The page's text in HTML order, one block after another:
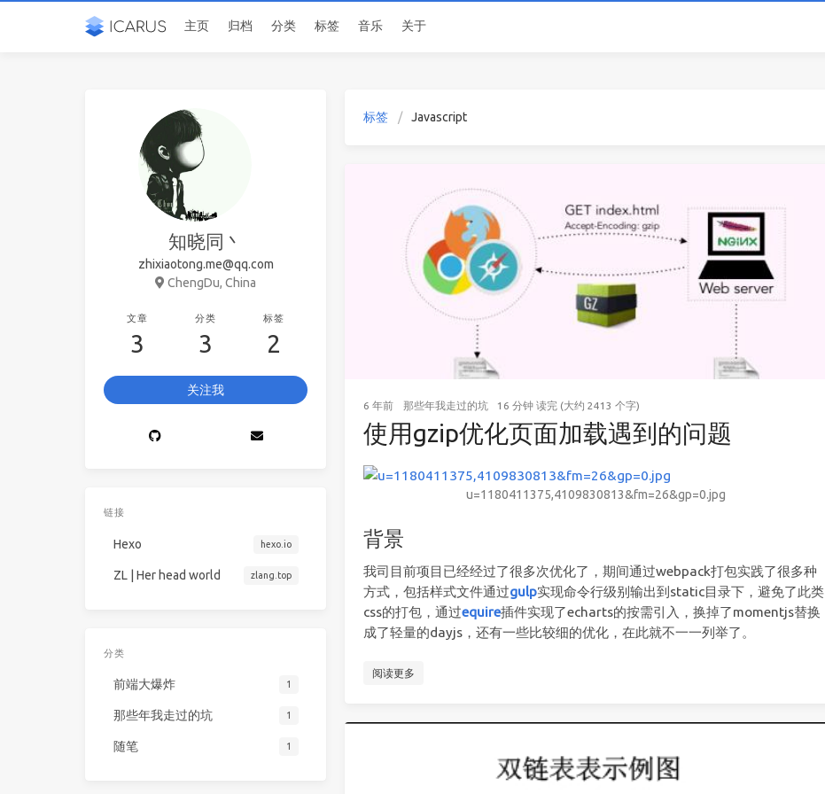
主页 归档 分类 标签 音乐 关于
标签 Javascript
6 年前 那些年我走过的坑 16 分钟 读完 (大约 2413 个字)
使用gzip优化页面加载遇到的问题
u=1180411375,4109830813&fm=26&gp=0.jpg
背景
我司目前项目已经经过了很多次优化了，期间通过webpack打包实践了很多种
方式，包括样式文件通过gulp实现命令行级别输出到static目录下，避免了此类
css的打包，通过equire插件实现了echarts的按需引入，换掉了momentjs替换
成了轻量的dayjs，还有一些比较细的优化，在此就不一一列举了。
阅读更多
知晓同丶
zhixiaotong.me@qq.com
ChengDu, China
文章
3
分类
3
标签
2
关注我
链接
Hexo hexo.io
ZL | Her head world zlang.top
分类
前端大爆炸 1
那些年我走过的坑 1
随笔 1